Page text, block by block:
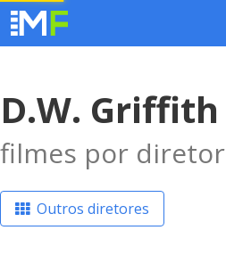
D.W. Griffith
filmes por diretor
Outros diretores